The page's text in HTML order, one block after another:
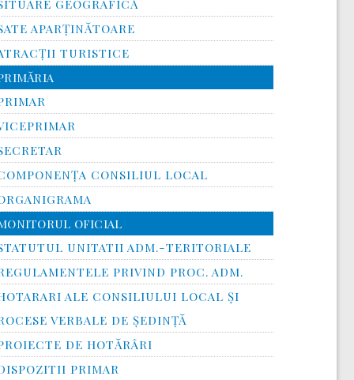
GEOGRAFICĂ
APARȚINĂTOARE
TURISTICE
CONSILIUL LOCAL
OFICIAL
UNITATII ADM.-TERITORIALE
PRIVIND PROC. ADM.
ALE CONSILIULUI LOCAL ȘI
VERBALE DE ȘEDINȚĂ
DE HOTĂRÂRI
PRIMAR